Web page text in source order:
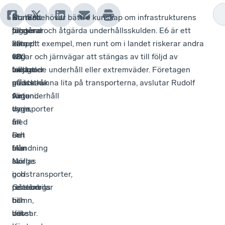
Normalt
passerar
20
000
fordon
sträckan
varje
dygn,
med
en
blandning
av
godstransporter,
personbilar
och
bussar.
- E6
fungerar
som
ett
viktigt
godsstråk
för
transporter
till
och
från
Norge
och
Göteborgs
hamn,
vilket
Staten
lägger
knappt
12
miljarder
på
vägunderhåll
varje
år.
Det
ska
ställas
i
relation
till
det
- Vi behöver bättre kunskap om infrastrukturens
tillstånd och åtgärda underhållsskulden. E6 är ett
aktuellt exempel, men runt om i landet riskerar andra
vägar och järnvägar att stängas av till följd av
bristande underhåll eller extremväder. Företagen
måste kunna lita på transporterna, avslutar Rudolf
Antoni.